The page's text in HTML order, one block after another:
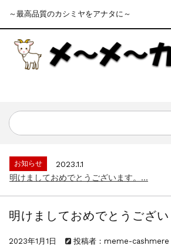
～最高品質のカシミヤをアナタに～
明けましておめでとうございます。...
お知らせ
2023.4.15
お知らせ
2023.1.1
明けましておめでとうございます。...
お知らせ
2023.1.1
明けましておめでとうござい
2023年1月1日 投稿者：meme-cashmere